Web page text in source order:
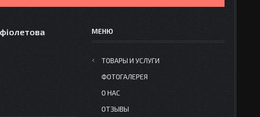
ТОВАРЫ И УСЛУГИ
ФОТОГАЛЕРЕЯ
О НАС
ОТЗЫВЫ